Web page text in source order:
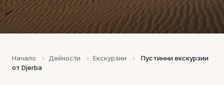
Начало › Дейности › Екскурзии ›
Пустинни екскурзии
от Djerba